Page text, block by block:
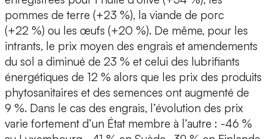
pommes de terre (+23 %), la viande de porc
(+22 %) ou les œufs (+20 %). De même, pour les
intrants, le prix moyen des engrais et amendements
du sol a diminué de 23 % et celui des lubrifiants
énergétiques de 12 % alors que les prix des produits
phytosanitaires et des semences ont augmenté de
9 %. Dans le cas des engrais, l’évolution des prix
varie fortement d’un État membre à l’autre : -46 %